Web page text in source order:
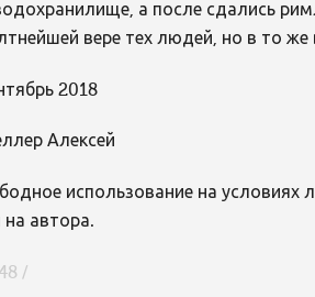
а после сдались
вере тех людей, но в то
2018
Алексей
использование на условиях
на автора.
/